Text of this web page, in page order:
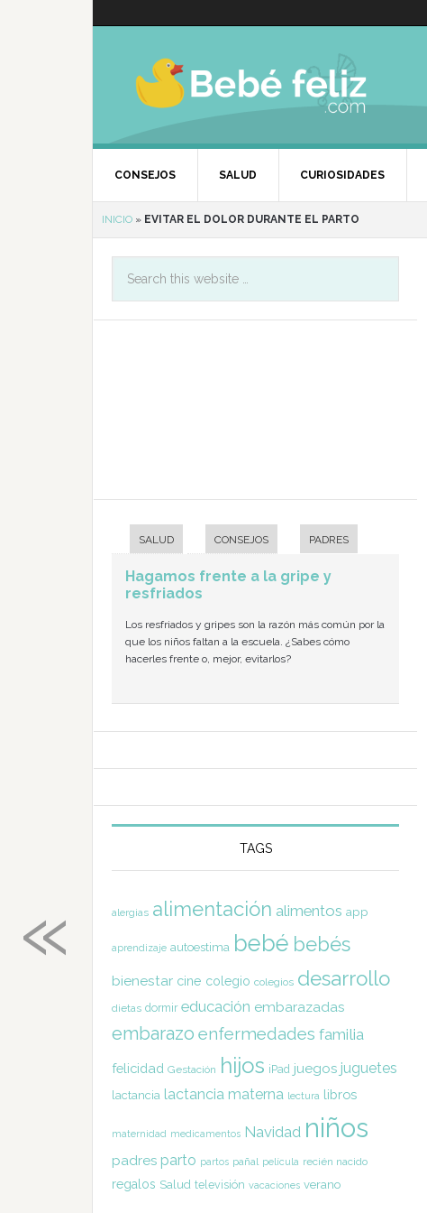
CONSEJOS SALUD CURIOSIDADES
INICIO » EVITAR EL DOLOR DURANTE EL PARTO
SALUD CONSEJOS PADRES
Hagamos frente a la gripe y
resfriados
Los resfriados y gripes son la razón más común por la
que los niños faltan a la escuela. ¿Sabes cómo
hacerles frente o, mejor, evitarlos?
TAGS
alergias alimentación alimentos app
aprendizaje autoestima bebé bebés
bienestar cine colegio colegios desarrollo
dietas dormir educación embarazadas
embarazo enfermedades familia
felicidad Gestación hijos iPad juegos juguetes
lactancia lactancia materna lectura libros
maternidad medicamentos Navidad niños
padres parto partos pañal película recién nacido
regalos Salud televisión vacaciones verano
«